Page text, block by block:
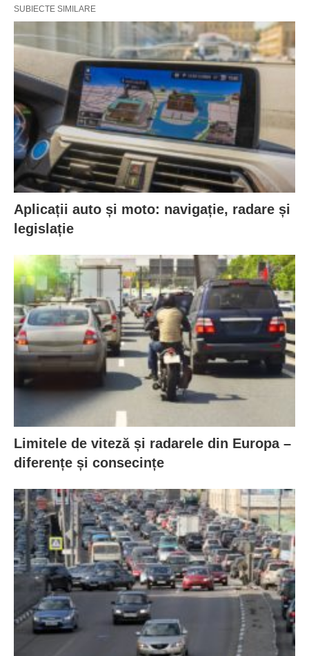
SUBIECTE SIMILARE
Aplicații auto și moto: navigație, radare și
legislație
Limitele de viteză și radarele din Europa –
diferențe și consecințe